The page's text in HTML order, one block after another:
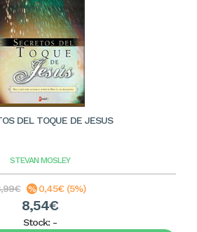
DEL TOQUE DE JESUS
STEVAN MOSLEY
0,45€ (5%)
8,54€
Stock: -